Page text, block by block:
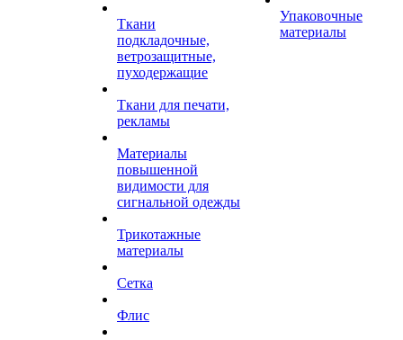
Ткани
подкладочные,
ветрозащитные,
пуходержащие
Ткани для печати,
рекламы
Материалы
повышенной
видимости для
сигнальной одежды
Трикотажные
материалы
Сетка
Флис
Упаковочные
материалы